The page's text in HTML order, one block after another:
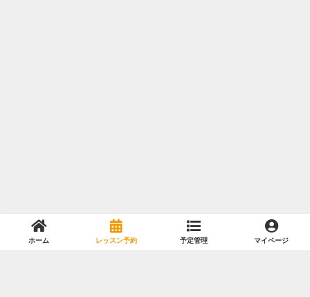
ホーム レッスン予約 予定管理 マイページ